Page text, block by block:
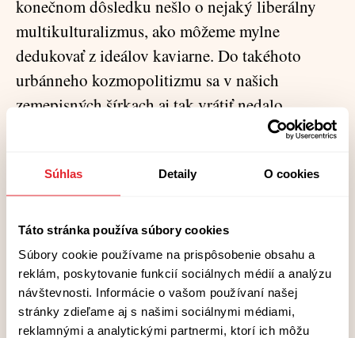
Súhlas Detaily O cookies
Táto stránka používa súbory cookies
Súbory cookie používame na prispôsobenie obsahu a
reklám, poskytovanie funkcií sociálnych médií a analýzu
návštevnosti. Informácie o vašom používaní našej
stránky zdieľame aj s našimi sociálnymi médiami,
reklamnými a analytickými partnermi, ktorí ich môžu
konečnom dôsledku nešlo o nejaký liberálny
multikulturalizmus, ako môžeme mylne
dedukovať z ideálov kaviarne. Do takéhoto
urbánneho kozmopolitizmu sa v našich
zemepisných šírkach aj tak vrátiť nedalo.
Postupne navyše vyšlo najavo – a táto úvaha sa
slovenskí mešťania sa v princípe správajú
podobne ako ostatní. Keď ide o ohrozenie
privilégia, narušenie pocitu výnimočnosti,
dojnej pozície pre dcéru v mestskom podniku či
univerzitné miesto ako formu sociálnej pomoci,
zaúčinkuje rovnaký pud sebazáchovy a
klanovosti. Princíp obliehanej pevnosti – že